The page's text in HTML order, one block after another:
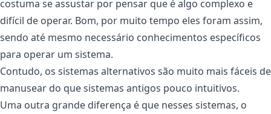
costuma se assustar por pensar que é algo complexo e
difícil de operar. Bom, por muito tempo eles foram assim,
sendo até mesmo necessário conhecimentos específicos
para operar um sistema.
Contudo, os sistemas alternativos são muito mais fáceis de
manusear do que sistemas antigos pouco intuitivos.
Uma outra grande diferença é que nesses sistemas, o